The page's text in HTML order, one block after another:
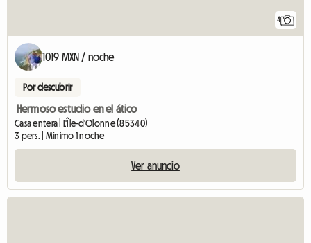
4
1019 MXN / noche
Por descubrir
Hermoso estudio en el ático
Casa entera | L'Île-d'Olonne (85340)
3 pers. | Mínimo 1 noche
Ver anuncio